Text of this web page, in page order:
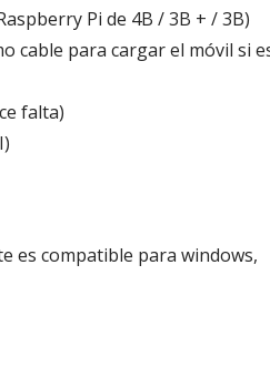
Pi de 4B / 3B + / 3B)
cable para cargar el móvil si
falta)
es compatible para windows,